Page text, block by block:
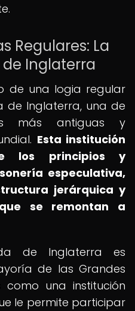
Regulares: La
de Inglaterra
de una logia regular
de Inglaterra, una de
más antiguas y
Esta institución
los principios y
especulativa,
jerárquica y
se remontan a
de Inglaterra es
de las Grandes
como una institución
le permite participar